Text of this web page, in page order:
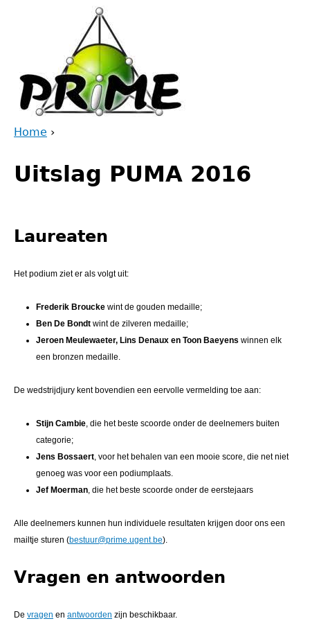
are
Home ›
to
top
Uitslag PUMA 2016
Laureaten
Het podium ziet er als volgt uit:
Frederik Broucke wint de gouden medaille;
Ben De Bondt wint de zilveren medaille;
Jeroen Meulewaeter, Lins Denaux en Toon Baeyens winnen elk
een bronzen medaille.
De wedstrijdjury kent bovendien een eervolle vermelding toe aan:
Stijn Cambie, die het beste scoorde onder de deelnemers buiten
categorie;
Jens Bossaert, voor het behalen van een mooie score, die net niet
genoeg was voor een podiumplaats.
Jef Moerman, die het beste scoorde onder de eerstejaars
Alle deelnemers kunnen hun individuele resultaten krijgen door ons een
mailtje sturen (bestuur@prime.ugent.be).
Vragen en antwoorden
De vragen en antwoorden zijn beschikbaar.